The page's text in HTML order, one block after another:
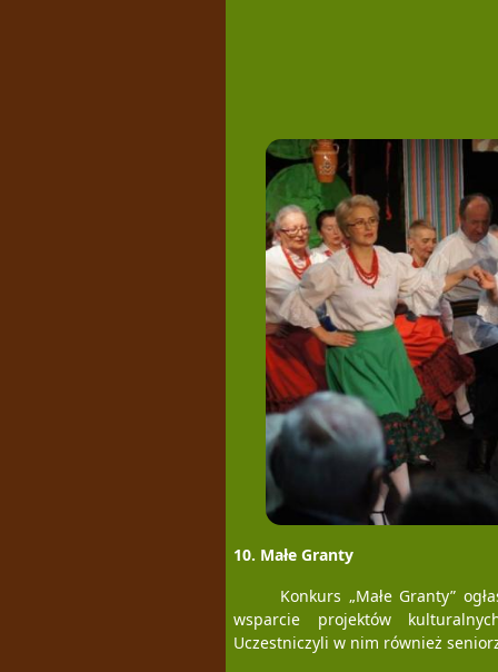
10. Małe Granty
Konkurs „Małe Granty”
wsparcie projektów
Uczestniczyli w nim również